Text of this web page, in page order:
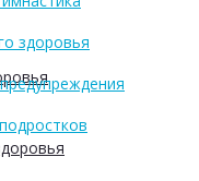
здоровья